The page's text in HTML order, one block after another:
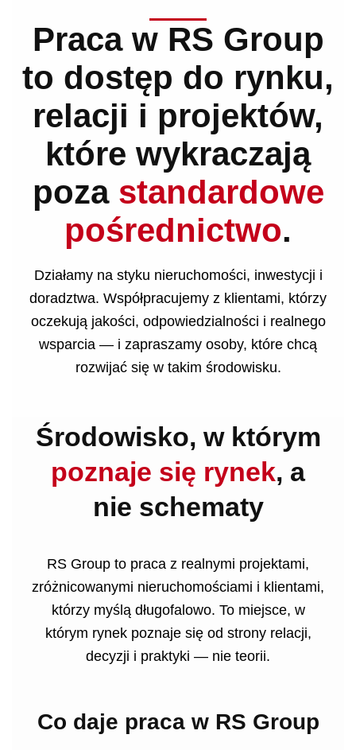
Praca w RS Group
to dostęp do rynku,
relacji i projektów,
które wykraczają
poza standardowe
pośrednictwo.
Działamy na styku nieruchomości, inwestycji i
doradztwa. Współpracujemy z klientami, którzy
oczekują jakości, odpowiedzialności i realnego
wsparcia — i zapraszamy osoby, które chcą
rozwijać się w takim środowisku.
Środowisko, w którym
poznaje się rynek, a
nie schematy
RS Group to praca z realnymi projektami,
zróżnicowanymi nieruchomościami i klientami,
którzy myślą długofalowo. To miejsce, w
którym rynek poznaje się od strony relacji,
decyzji i praktyki — nie teorii.
Co daje praca w RS Group